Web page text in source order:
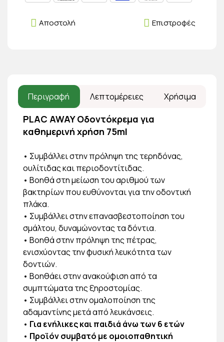
Επιστροφές
Αποστολή
Περιγραφή Λεπτομέρειες Χρήσιμα
PLAC AWAY Οδοντόκρεμα για
καθημερινή χρήση 75ml
• Συμβάλλει στην πρόληψη της τερηδόνας,
ουλίτιδας και περιοδοντίτιδας.
• Βοηθά στη μείωση του αριθμού των
βακτηρίων που ευθύνονται για την οδοντική
πλάκα.
• Συμβάλλει στην επανασβεστοποίηση του
σμάλτου, δυναμώνοντας τα δόντια.
• Βοηθά στην πρόληψη της πέτρας,
ενισχύοντας την φυσική λευκότητα των
δοντιών.
• Βοηθάει στην ανακούφιση από τα
συμπτώματα της ξηροστομίας.
• Συμβάλλει στην ομαλοποίηση της
αδαμαντίνης μετά από λευκάνσεις.
• Για ενήλικες και παιδιά άνω των 6 ετών
• Προϊόν συμβατό με ομοιοπαθητική